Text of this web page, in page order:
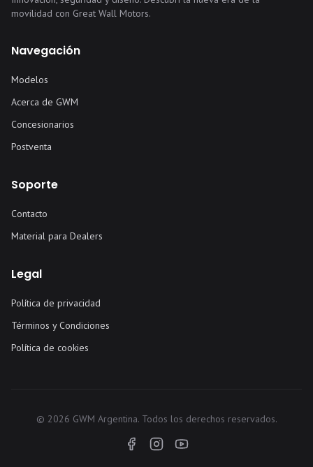
movilidad con Great Wall Motors.
Navegación
Modelos
Acerca de GWM
Concesionarios
Postventa
Soporte
Contacto
Material para Dealers
Legal
Política de privacidad
Términos y Condiciones
Política de cookies
© 2026 GWM Argentina. Todos los derechos reservados.